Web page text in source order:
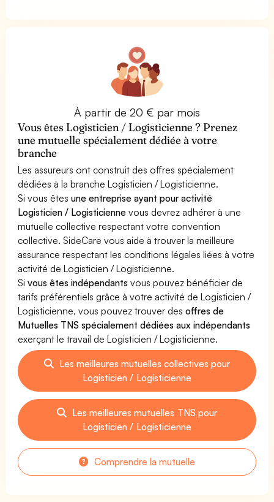
À partir de 20 € par mois
Vous êtes Logisticien / Logisticienne ? Prenez
une mutuelle spécialement dédiée à votre
branche
Les assureurs ont construit des offres spécialement
dédiées à la branche Logisticien / Logisticienne.
Si vous êtesune entreprise ayant pour activité
Logisticien / Logisticienne vous devrez adhérer à une
mutuelle collective respectant votre convention
collective. SideCare vous aide à trouver la meilleure
assurance respectant les conditions légales liées à votre
activité de Logisticien / Logisticienne.
Sivous êtes indépendants vous pouvez bénéficier de
tarifs préférentiels grâce à votre activité de Logisticien /
Logisticienne, vous pouvez trouver desoffres de
Mutuelles TNS spécialement dédiées aux indépendants
exerçant le travail de Logisticien / Logisticienne.
Les meilleures mutuelles collectives pour
Logisticien / Logisticienne
Les meilleures mutuelles TNS pour
Logisticien / Logisticienne
Comprendre la mutuelle